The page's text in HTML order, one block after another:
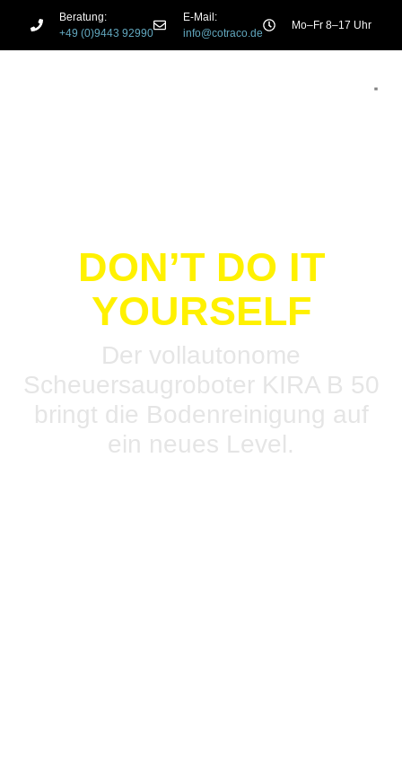
Beratung:
+49 (0)9443 92990
E-Mail:
info@cotraco.de
Mo–Fr 8–17 Uhr
DON’T DO IT
YOURSELF
Der vollautonome
Scheuersaugroboter KIRA B 50
bringt die Bodenreinigung auf
ein neues Level.